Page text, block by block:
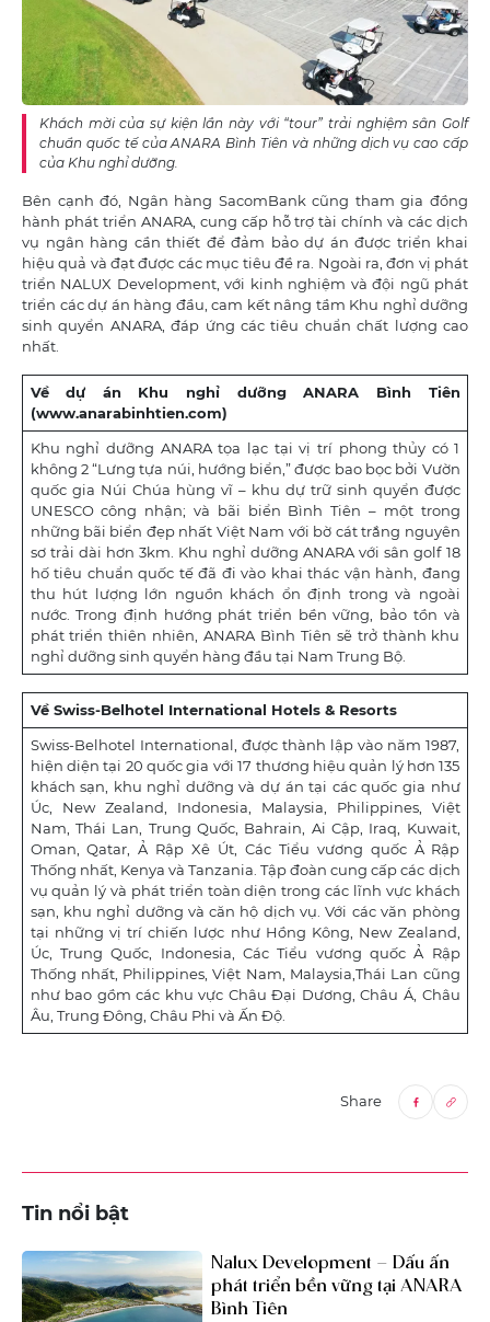
Khách mời của sự kiện lần này với “tour” trải nghiệm sân Golf
chuẩn quốc tế của ANARA Bình Tiên và những dịch vụ cao cấp
của Khu nghỉ dưỡng.
Bên cạnh đó, Ngân hàng SacomBank cũng tham gia đồng
hành phát triển ANARA, cung cấp hỗ trợ tài chính và các dịch
vụ ngân hàng cần thiết để đảm bảo dự án được triển khai
hiệu quả và đạt được các mục tiêu đề ra. Ngoài ra, đơn vị phát
triển NALUX Development, với kinh nghiệm và đội ngũ phát
triển các dự án hàng đầu, cam kết nâng tầm Khu nghỉ dưỡng
sinh quyển ANARA, đáp ứng các tiêu chuẩn chất lượng cao
nhất.
Về dự án Khu nghỉ dưỡng ANARA Bình Tiên
(www.anarabinhtien.com)
Khu nghỉ dưỡng ANARA tọa lạc tại vị trí phong thủy có 1
không 2 “Lưng tựa núi, hướng biển,” được bao bọc bởi Vườn
quốc gia Núi Chúa hùng vĩ – khu dự trữ sinh quyển được
UNESCO công nhận; và bãi biển Bình Tiên – một trong
những bãi biển đẹp nhất Việt Nam với bờ cát trắng nguyên
sơ trải dài hơn 3km. Khu nghỉ dưỡng ANARA với sân golf 18
hố tiêu chuẩn quốc tế đã đi vào khai thác vận hành, đang
thu hút lượng lớn nguồn khách ổn định trong và ngoài
nước. Trong định hướng phát triển bền vững, bảo tồn và
phát triển thiên nhiên, ANARA Bình Tiên sẽ trở thành khu
nghỉ dưỡng sinh quyển hàng đầu tại Nam Trung Bộ.
Về Swiss-Belhotel International Hotels & Resorts
Swiss-Belhotel International, được thành lập vào năm 1987,
hiện diện tại 20 quốc gia với 17 thương hiệu quản lý hơn 135
khách sạn, khu nghỉ dưỡng và dự án tại các quốc gia như
Úc, New Zealand, Indonesia, Malaysia, Philippines, Việt
Nam, Thái Lan, Trung Quốc, Bahrain, Ai Cập, Iraq, Kuwait,
Oman, Qatar, Ả Rập Xê Út, Các Tiểu vương quốc Ả Rập
Thống nhất, Kenya và Tanzania. Tập đoàn cung cấp các dịch
vụ quản lý và phát triển toàn diện trong các lĩnh vực khách
sạn, khu nghỉ dưỡng và căn hộ dịch vụ. Với các văn phòng
tại những vị trí chiến lược như Hồng Kông, New Zealand,
Úc, Trung Quốc, Indonesia, Các Tiểu vương quốc Ả Rập
Thống nhất, Philippines, Việt Nam, Malaysia,Thái Lan cũng
như bao gồm các khu vực Châu Đại Dương, Châu Á, Châu
Âu, Trung Đông, Châu Phi và Ấn Độ.
Share
Tin nổi bật
Nalux Development – Dấu ấn
phát triển bền vững tại ANARA
Bình Tiên